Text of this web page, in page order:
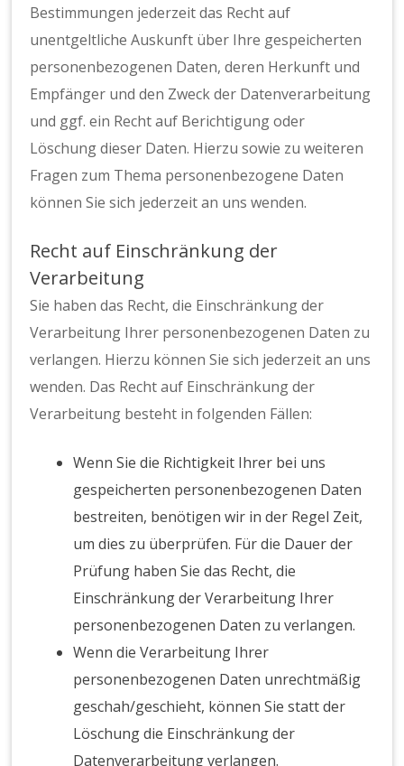
Bestimmungen jederzeit das Recht auf
unentgeltliche Auskunft über Ihre gespeicherten
personenbezogenen Daten, deren Herkunft und
Empfänger und den Zweck der Datenverarbeitung
und ggf. ein Recht auf Berichtigung oder
Löschung dieser Daten. Hierzu sowie zu weiteren
Fragen zum Thema personenbezogene Daten
können Sie sich jederzeit an uns wenden.
Recht auf Einschränkung der
Verarbeitung
Sie haben das Recht, die Einschränkung der
Verarbeitung Ihrer personenbezogenen Daten zu
verlangen. Hierzu können Sie sich jederzeit an uns
wenden. Das Recht auf Einschränkung der
Verarbeitung besteht in folgenden Fällen:
Wenn Sie die Richtigkeit Ihrer bei uns
gespeicherten personenbezogenen Daten
bestreiten, benötigen wir in der Regel Zeit,
um dies zu überprüfen. Für die Dauer der
Prüfung haben Sie das Recht, die
Einschränkung der Verarbeitung Ihrer
personenbezogenen Daten zu verlangen.
Wenn die Verarbeitung Ihrer
personenbezogenen Daten unrechtmäßig
geschah/geschieht, können Sie statt der
Löschung die Einschränkung der
Datenverarbeitung verlangen.